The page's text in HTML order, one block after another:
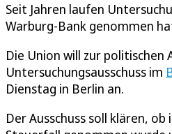
Seit Jahren laufen
Warburg-Bank genommen
Die Union will zur
Untersuchungsausschuss im
Dienstag in Berlin an.
Der Ausschuss soll klären, ob